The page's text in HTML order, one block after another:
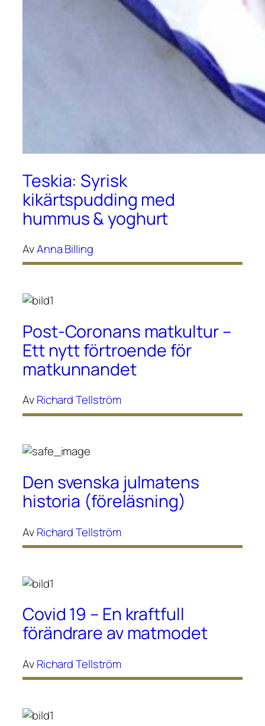
Teskia: Syrisk
kikärtspudding med
hummus & yoghurt
AvAnna Billing
Post-Coronans matkultur –
Ett nytt förtroende för
matkunnandet
AvRichard Tellström
Den svenska julmatens
historia (föreläsning)
AvRichard Tellström
Covid 19 – En kraftfull
förändrare av matmodet
AvRichard Tellström